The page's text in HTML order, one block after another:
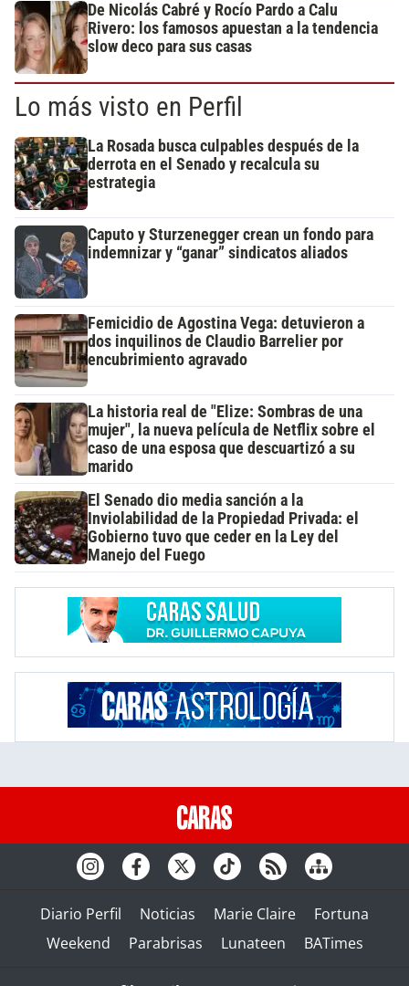
De Nicolás Cabré y Rocío Pardo a Calu
Rivero: los famosos apuestan a la tendencia
slow deco para sus casas
Lo más visto en Perfil
La Rosada busca culpables después de la
derrota en el Senado y recalcula su
estrategia
Caputo y Sturzenegger crean un fondo para
indemnizar y “ganar” sindicatos aliados
Femicidio de Agostina Vega: detuvieron a
dos inquilinos de Claudio Barrelier por
encubrimiento agravado
La historia real de "Elize: Sombras de una
mujer", la nueva película de Netflix sobre el
caso de una esposa que descuartizó a su
marido
El Senado dio media sanción a la
Inviolabilidad de la Propiedad Privada: el
Gobierno tuvo que ceder en la Ley del
Manejo del Fuego
Diario Perfil Noticias Marie Claire
Fortuna
Weekend
Parabrisas Lunateen BATimes